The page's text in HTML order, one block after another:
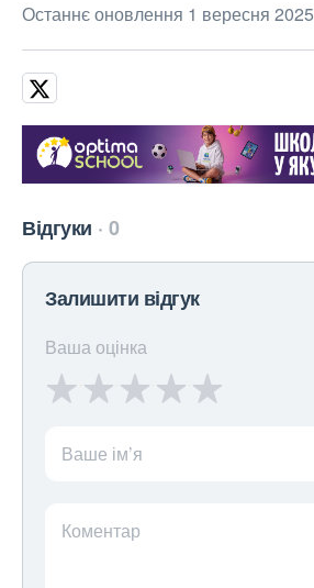
Останнє оновлення 1 вересня 2025
Відгуки 0
Залишити відгук
Ваша оцінка
Ваше ім’я
Коментар